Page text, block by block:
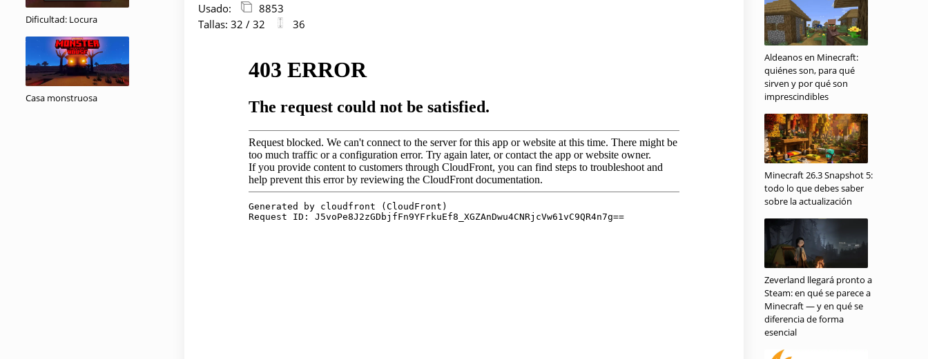
Dificultad: Locura
Casa monstruosa
Usado:
8853
Tallas: 32 / 32
36
Aldeanos en Minecraft:
quiénes son, para qué
sirven y por qué son
imprescindibles
Minecraft 26.3 Snapshot 5:
todo lo que debes saber
sobre la actualización
Zeverland llegará pronto a
Steam: en qué se parece a
Minecraft — y en qué se
diferencia de forma
esencial